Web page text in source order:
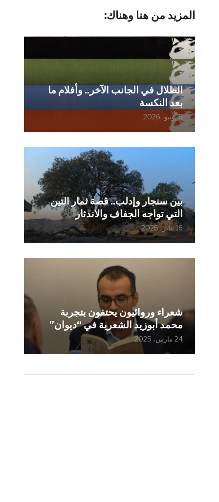
المزيد من هنا وهناك:
الظلال في الجانب الآخر.. وأفلام ما
بعد النكسة
5 يونيو، 2026
بين سنجار وإدلب.. قصة ثمار التين
التي تواجه الجفاف والاندثار
16 يناير، 2026
شعراء وروائيون يحتفون بتجربة
محمد أبوزيد الشعرية في “ديوان”
24 مارس، 2025